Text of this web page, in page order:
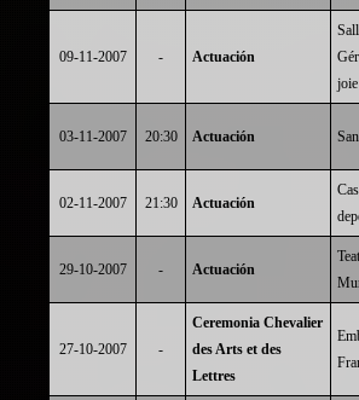
09-11-2007 - Actuación
03-11-2007 20:30 Actuación
02-11-2007 21:30 Actuación
29-10-2007 - Actuación
27-10-2007 -
Ceremonia Chevalier
des Arts et des
Lettres